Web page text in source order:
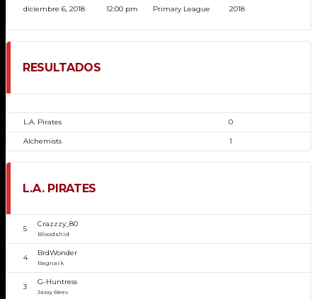
diciembre 6, 2018 12:00 pm Primary League 2018
RESULTADOS
L.A. Pirates 0
Alchemists 1
L.A. PIRATES
5
Crazzzy_80
Bloodshid
4
BrdWonder
Ragnark
3
G-Huntress
Jaxxy Reev